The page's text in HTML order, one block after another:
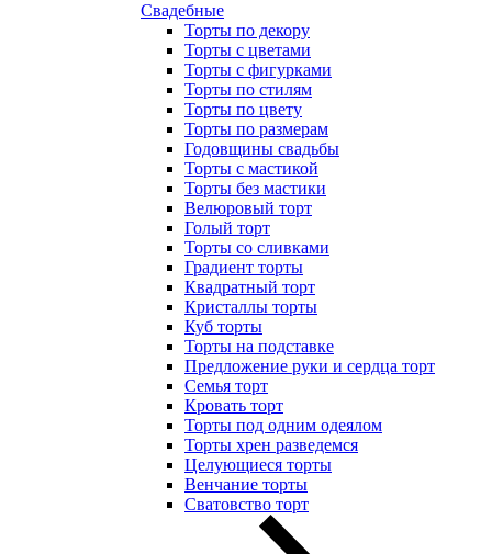
Свадебные
Торты по декору
Торты с цветами
Торты с фигурками
Торты по стилям
Торты по цвету
Торты по размерам
Годовщины свадьбы
Торты с мастикой
Торты без мастики
Велюровый торт
Голый торт
Торты со сливками
Градиент торты
Квадратный торт
Кристаллы торты
Куб торты
Торты на подставке
Предложение руки и сердца торт
Семья торт
Кровать торт
Торты под одним одеялом
Торты хрен разведемся
Целующиеся торты
Венчание торты
Сватовство торт